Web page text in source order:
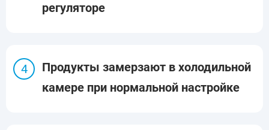
регуляторе
Продукты замерзают в холодильной
камере при нормальной настройке